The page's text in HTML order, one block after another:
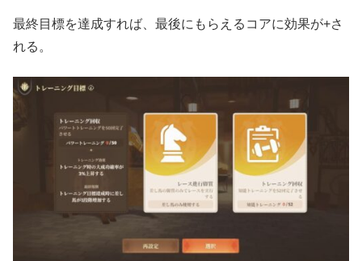
最終目標を達成すれば、最後にもらえるコアに効果が+さ
れる。